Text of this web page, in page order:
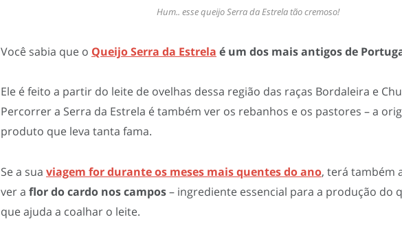
Hum.. esse queijo Serra da Estrela tão cremoso!
Você sabia que o Queijo Serra da Estrela é um dos mais antigos de
Ele é feito a partir do leite de ovelhas dessa região das raças Bordaleira e
Percorrer a Serra da Estrela é também ver os rebanhos e os pastores – a
produto que leva tanta fama.
Se a sua viagem for durante os meses mais quentes do ano, terá também
ver a flor do cardo nos campos– ingrediente essencial para a produção do
que ajuda a coalhar o leite.